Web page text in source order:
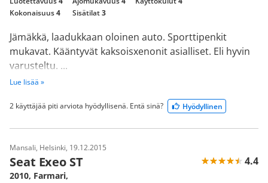
Kokonaisuus4 Sisätilat3
Jämäkkä, laadukkaan oloinen auto. Sporttipenkit
mukavat. Kääntyvät kaksoisxenonit asialliset. Eli hyvin
varusteltu. ...
Lue lisää »
2 käyttäjää piti arviota hyödyllisenä. Entä sinä? Hyödyllinen
Mansali, Helsinki, 19.12.2015
Seat Exeo ST 4.4
2010, Farmari,